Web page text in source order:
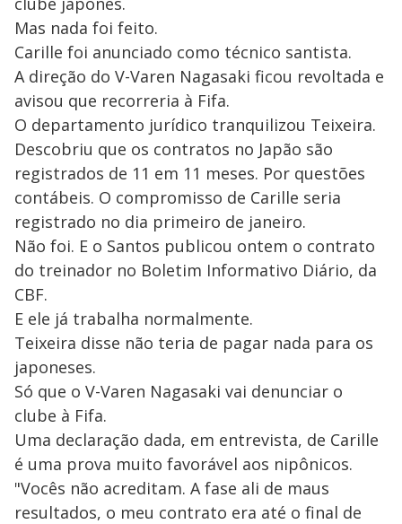
Mas nada foi feito.
Carille foi anunciado como técnico santista.
A direção do V-Varen Nagasaki ficou revoltada e
avisou que recorreria à Fifa.
O departamento jurídico tranquilizou Teixeira.
Descobriu que os contratos no Japão são
registrados de 11 em 11 meses. Por questões
contábeis. O compromisso de Carille seria
registrado no dia primeiro de janeiro.
Não foi. E o Santos publicou ontem o contrato
do treinador no Boletim Informativo Diário, da
CBF.
E ele já trabalha normalmente.
Teixeira disse não teria de pagar nada para os
japoneses.
Só que o V-Varen Nagasaki vai denunciar o
clube à Fifa.
Uma declaração dada, em entrevista, de Carille
é uma prova muito favorável aos nipônicos.
"Vocês não acreditam. A fase ali de maus
resultados, o meu contrato era até o final de